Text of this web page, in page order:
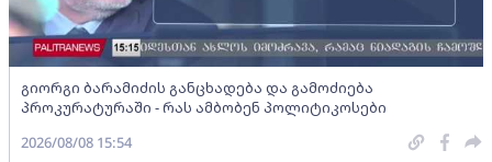
გიორგი ბარამიძის განცხადება და გამოძიება
პროკურატურაში - რას ამბობენ პოლიტიკოსები
2026/08/08 15:54